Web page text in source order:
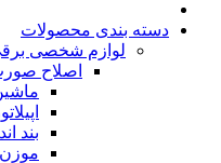
دسته بندی محصولات
لوازم شخصی
اصلاح
بند